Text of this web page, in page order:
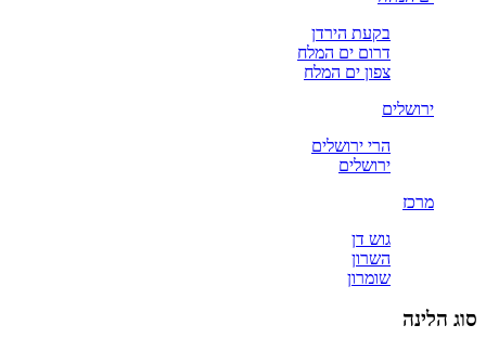
בקעת הירדן
דרום ים המלח
צפון ים המלח
ירושלים
הרי ירושלים
ירושלים
מרכז
גוש דן
השרון
שומרון
סוג הלינה